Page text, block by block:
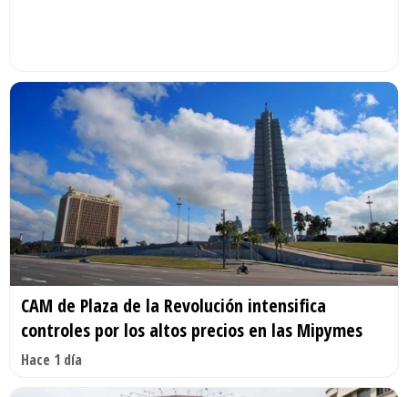
CAM de Plaza de la Revolución intensifica
controles por los altos precios en las Mipymes
Hace 1 día